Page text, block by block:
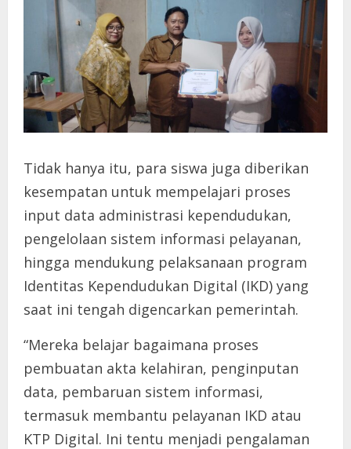
Tidak hanya itu, para siswa juga diberikan
kesempatan untuk mempelajari proses
input data administrasi kependudukan,
pengelolaan sistem informasi pelayanan,
hingga mendukung pelaksanaan program
Identitas Kependudukan Digital (IKD) yang
saat ini tengah digencarkan pemerintah.
“Mereka belajar bagaimana proses
pembuatan akta kelahiran, penginputan
data, pembaruan sistem informasi,
termasuk membantu pelayanan IKD atau
KTP Digital. Ini tentu menjadi pengalaman